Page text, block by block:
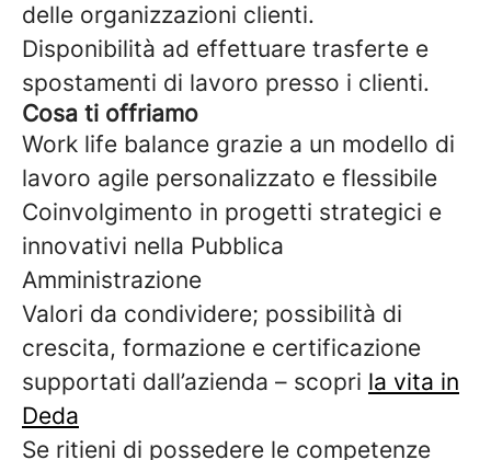
delle organizzazioni clienti.
Disponibilità ad effettuare trasferte e
spostamenti di lavoro presso i clienti.
Cosa ti offriamo
Work life balance grazie a un modello di
lavoro agile personalizzato e flessibile
Coinvolgimento in progetti strategici e
innovativi nella Pubblica
Amministrazione
Valori da condividere; possibilità di
crescita, formazione e certificazione
supportati dall’azienda – scopri la vita in
Deda
Se ritieni di possedere le competenze